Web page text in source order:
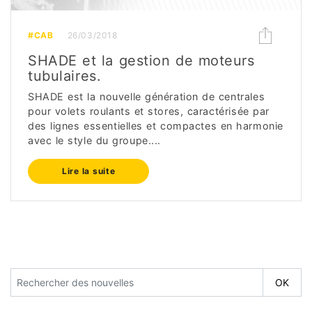
#CAB 26/03/2018
SHADE et la gestion de moteurs
tubulaires.
SHADE est la nouvelle génération de centrales
pour volets roulants et stores, caractérisée par
des lignes essentielles et compactes en harmonie
avec le style du groupe....
Lire la suite